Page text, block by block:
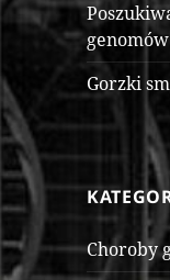
genomów
Gorzki
Choroby